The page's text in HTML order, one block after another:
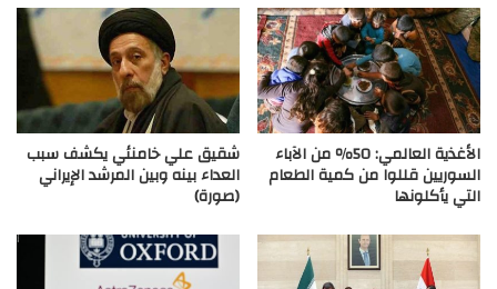
الأغذية العالمي: 50٪ من الآباء
السوريين قللوا من كمية الطعام
التي يأكلونها
شقيق علي خامنئي يكشف سبب
العداء بينه وبين المرشد الإيراني
(صورة)